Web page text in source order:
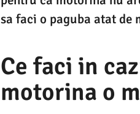
sa faci o paguba atat de
Ce faci in
motorina o